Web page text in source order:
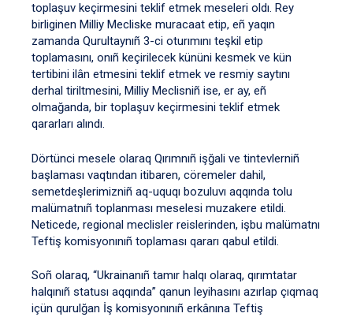
toplaşuv keçirmesini teklif etmek meseleri oldı. Rey
birliginen Milliy Mecliske muracaat etip, eñ yaqın
zamanda Qurultaynıñ 3-ci oturımını teşkil etip
toplamasını, onıñ keçirilecek kününi kesmek ve kün
tertibini ilân etmesini teklif etmek ve resmiy saytını
derhal tiriltmesini, Milliy Meclisniñ ise, er ay, eñ
olmağanda, bir toplaşuv keçirmesini teklif etmek
qararları alındı.
Dörtünci mesele olaraq Qırımnıñ işğali ve tintevlerniñ
başlaması vaqtından itibaren, cöremeler dahil,
semetdeşlerimizniñ aq-uquqı bozuluvı aqqında tolu
malümatnıñ toplanması meselesi muzakere etildi.
Neticede, regional meclisler reislerinden, işbu malümatnı
Teftiş komisyonınıñ toplaması qararı qabul etildi.
Soñ olaraq, “Ukrainanıñ tamır halqı olaraq, qırımtatar
halqınıñ statusı aqqında” qanun leyihasını azırlap çıqmaq
içün qurulğan İş komisyonınıñ erkânına Teftiş